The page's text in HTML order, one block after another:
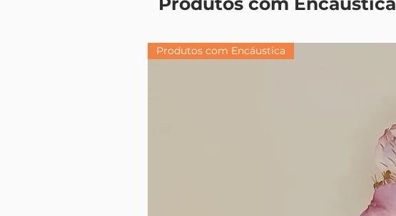
Produtos com Encáustica